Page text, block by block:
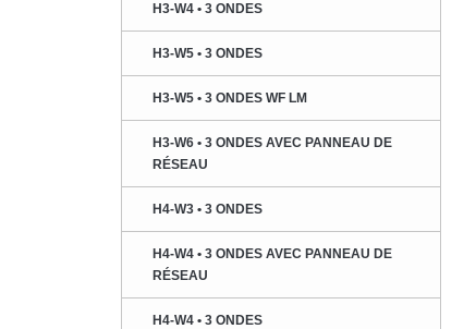
H3-W4 • 3 ONDES
H3-W5 • 3 ONDES
H3-W5 • 3 ONDES WF LM
H3-W6 • 3 ONDES AVEC PANNEAU DE
RÉSEAU
H4-W3 • 3 ONDES
H4-W4 • 3 ONDES AVEC PANNEAU DE
RÉSEAU
H4-W4 • 3 ONDES